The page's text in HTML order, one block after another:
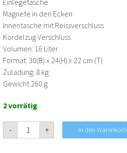
Einlegetasche
Magnete in den Ecken
Innentasche mit Reissverschluss
Kordelzug Verschluss
Volumen: 16 Liter
Format: 30(B) x 24(H) x 22 cm (T)
Zuladung: 8 kg
Gewicht 260 g
2 vorrätig
- + In den Warenkorb